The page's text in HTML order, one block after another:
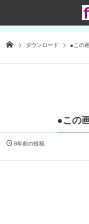
ダウンロード ●この
●この
8年前の投稿